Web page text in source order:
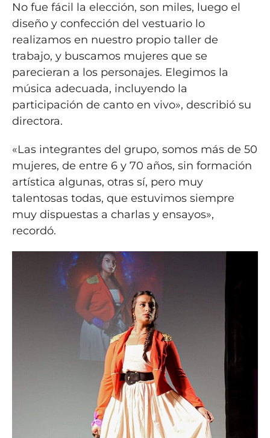
No fue fácil la elección, son miles, luego el
diseño y confección del vestuario lo
realizamos en nuestro propio taller de
trabajo, y buscamos mujeres que se
parecieran a los personajes. Elegimos la
música adecuada, incluyendo la
participación de canto en vivo», describió su
directora.
«Las integrantes del grupo, somos más de 50
mujeres, de entre 6 y 70 años, sin formación
artística algunas, otras sí, pero muy
talentosas todas, que estuvimos siempre
muy dispuestas a charlas y ensayos»,
recordó.